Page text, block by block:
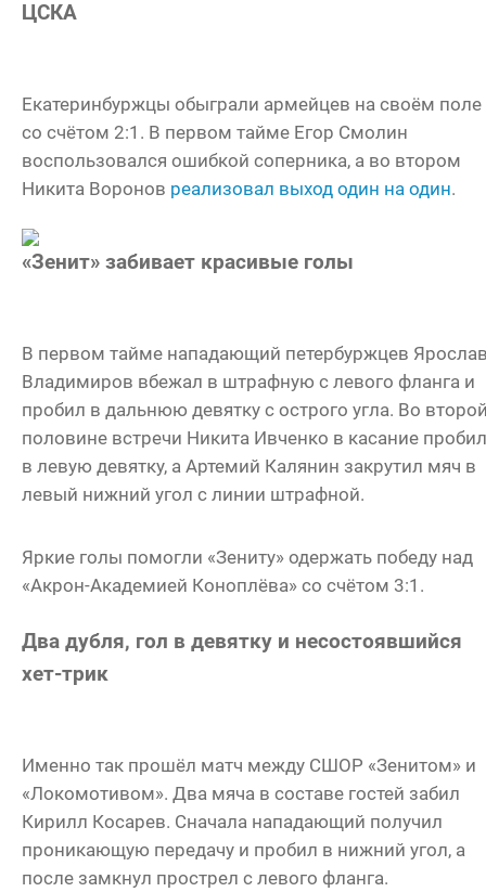
ЦСКА
Екатеринбуржцы обыграли армейцев на своём поле
со счётом 2:1. В первом тайме Егор Смолин
воспользовался ошибкой соперника, а во втором
Никита Воронов реализовал выход один на один.
«Зенит» забивает красивые голы
В первом тайме нападающий петербуржцев
Владимиров вбежал в штрафную с левого фланга и
пробил в дальнюю девятку с острого угла. Во
половине встречи Никита Ивченко в касание пробил
в левую девятку, а Артемий Калянин закрутил мяч в
левый нижний угол с линии штрафной.
Яркие голы помогли «Зениту» одержать победу над
«Акрон-Академией Коноплёва» со счётом 3:1.
Два дубля, гол в девятку и несостоявшийся
хет-трик
Именно так прошёл матч между СШОР «Зенитом» и
«Локомотивом». Два мяча в составе гостей забил
Кирилл Косарев. Сначала нападающий получил
проникающую передачу и пробил в нижний угол, а
после замкнул прострел с левого фланга.